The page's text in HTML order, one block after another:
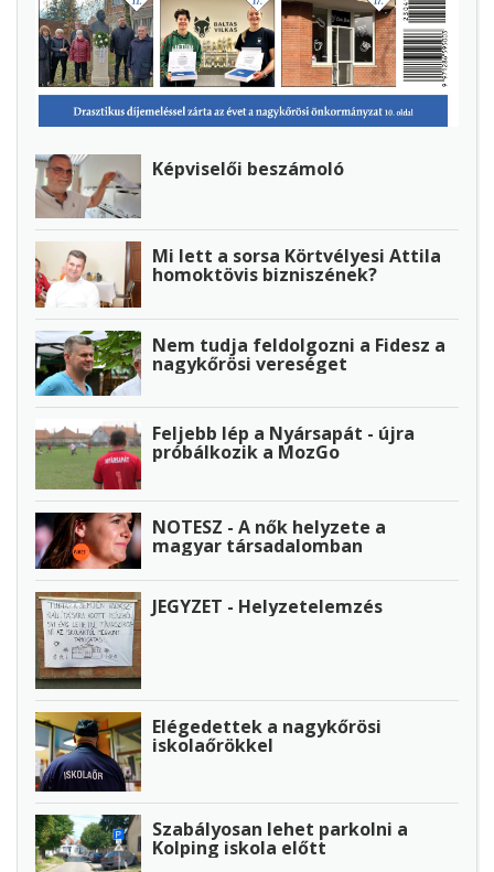
Képviselői beszámoló
Mi lett a sorsa Körtvélyesi Attila
homoktövis bizniszének?
Nem tudja feldolgozni a Fidesz a
nagykőrösi vereséget
Feljebb lép a Nyársapát - újra
próbálkozik a MozGo
NOTESZ - A nők helyzete a
magyar társadalomban
JEGYZET - Helyzetelemzés
Elégedettek a nagykőrösi
iskolaőrökkel
Szabályosan lehet parkolni a
Kolping iskola előtt